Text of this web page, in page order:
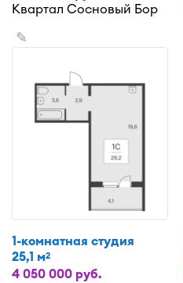
Квартал Сосновый Бор
✎
1-комнатная студия
25,1 м2
4 050 000 руб.